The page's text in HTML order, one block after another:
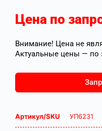
Цена по
Внимание! Цена не
Актуальные цены — по
Артикул/SKU УП6231